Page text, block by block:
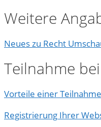
Weitere
Neues zu Recht
Teilnahme
Vorteile einer Teilnahme
Registrierung Ihrer